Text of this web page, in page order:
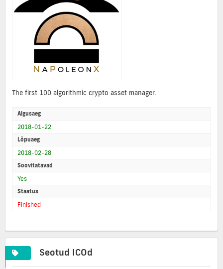
The first 100 algorithmic crypto asset manager.
Algusaeg
2018-01-22
Lõpuaeg
2018-02-28
Soovitatavad
Yes
Staatus
Finished
Seotud ICOd